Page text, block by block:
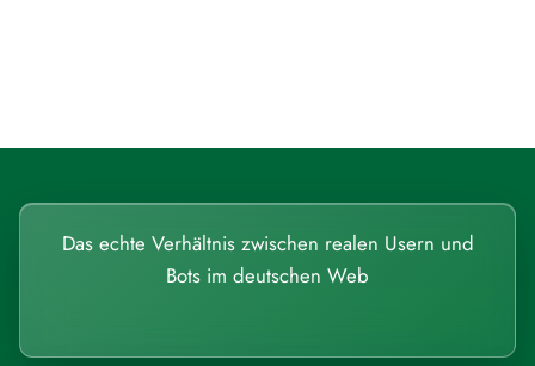
Das echte Verhältnis zwischen realen Usern und
Bots im deutschen Web